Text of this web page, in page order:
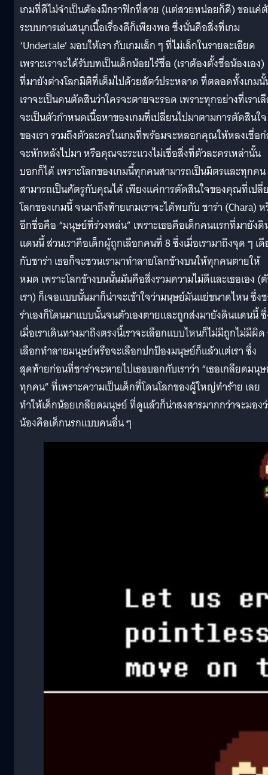
เกมที่ดีไม่จำเป็นต้องมีกราฟิกที่สวย (แต่สวยหน่อยก็ดี) ขอแค่
ระบบการเล่นสนุกเนื้อเรื่องดีก็เพียงพอ ซึ่งนั่นคือสิ่งที่เกม
‘Undertale’ มอบให้เรา กับเกมเล็ก ๆ ที่ไม่เล็กในรายละเอียด
เพราะเราจะได้รับบทเป็นเด็กน้อยไร้ชื่อ (เราต้องตั้งชื่อน้องเอง)
ที่มายังต่างโลกมิติที่เต็มไปด้วยสัตว์ประหลาด ที่ตลอดทั้งเกม
เราจะเป็นคนตัดสินว่าใครจะตายจะรอด เพราะทุกอย่างที่เราเ
จะเป็นตัวกำหนดเนื้อหาของเกมที่เปลี่ยนไปมาตามการตัดสินใจ
ของเรา รวมถึงตัวละครในเกมที่พร้อมจะหลอกคุณให้หลงเชื่อ
จะหักหลังไปมา หรือคุณจะระแวงไม่เชื่อสิ่งที่ตัวละครเหล่านั้น
บอกก็ได้ เพราะโลกของเกมนี้ทุกคนสามารถเป็นมิตรและทุกคน
สามารถเป็นศัตรูกับคุณได้ เพียงแค่การตัดสินใจของคุณที่เปลี่
โลกของเกมนี้ จนมาถึงท้ายเกมเราจะได้พบกับ ชาร่า (Chara)
อีกชื่อคือ “มนุษย์ที่ร่วงหล่น” เพราะเธอคือเด็กคนแรกที่มายังดิ
แดนนี้ ส่วนเราคือเด็กผู้ถูกเลือกคนที่ 8 ซึ่งเมื่อเรามาถึงจุด ๆ เ
กับชาร่า เธอก็จะชวนเรามาทำลายโลกข้างบนให้ทุกคนตายให้
หมด เพราะโลกข้างบนนั้นมันคือสิ่งรวมความไม่ดีและเธอเอง (
เรา) ก็เจอแบบนั้นมาก็น่าจะเข้าใจว่ามนุษย์มันแย่ขนาดไหน ซึ่ง
ร่าเองก็โดนมาแบบนั้นจนตัวเองตายและถูกส่งมายังดินแดนนี้
เมื่อเราเดินทางมาถึงตรงนี้เราจะเลือกแบบไหนก็ไม่มีถูกไม่มีผิ
เลือกทำลายมนุษย์หรือจะเลือกปกป้องมนุษย์ก็แล้วแต่เรา ซึ่ง
สุดท้ายก่อนที่ชาร่าจะหายไปเธอบอกกับเราว่า “เธอเกลียดมนุ
ทุกคน” ที่เพราะความเป็นเด็กที่โดนโลกของผู้ใหญ่ทำร้าย เลย
ทำให้เด็กน้อยเกลียดมนุษย์ ที่ดูแล้วก็น่าสงสารมากกว่าจะมอง
น้องคือเด็กนรกแบบคนอื่น ๆ